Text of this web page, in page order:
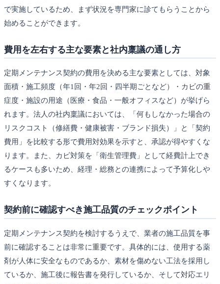
で実施しているため、まず状況を専門家に診てもらうことから
始めることができます。
費用を左右する主な要素と社内稟議の通し方
定期メンテナンス契約の費用を決める主な要素としては、対象
面積・施工頻度（年1回・年2回・四半期ごとなど）・カビの重
症度・施設の用途（医療・食品・一般オフィスなど）が挙げら
れます。法人の社内稟議においては、「何もしなかった場合の
リスクコスト（修繕費・健康被害・ブランド損失）」と「契約
費用」を比較する形で費用対効果を示すと、承認が得やすくな
ります。また、カビ対策を「衛生管理費」として経費計上でき
るケースも多いため、経理・総務との連携によって予算化しや
すくなります。
契約前に確認すべき施工品質のチェックポイント
定期メンテナンス契約を検討するうえで、業者の施工品質を事
前に確認することは非常に重要です。具体的には、使用する薬
剤が人体に安全なものであるか、素材を傷めない工法を採用し
ているか、施工後に報告書を発行しているか、そして対応エリ